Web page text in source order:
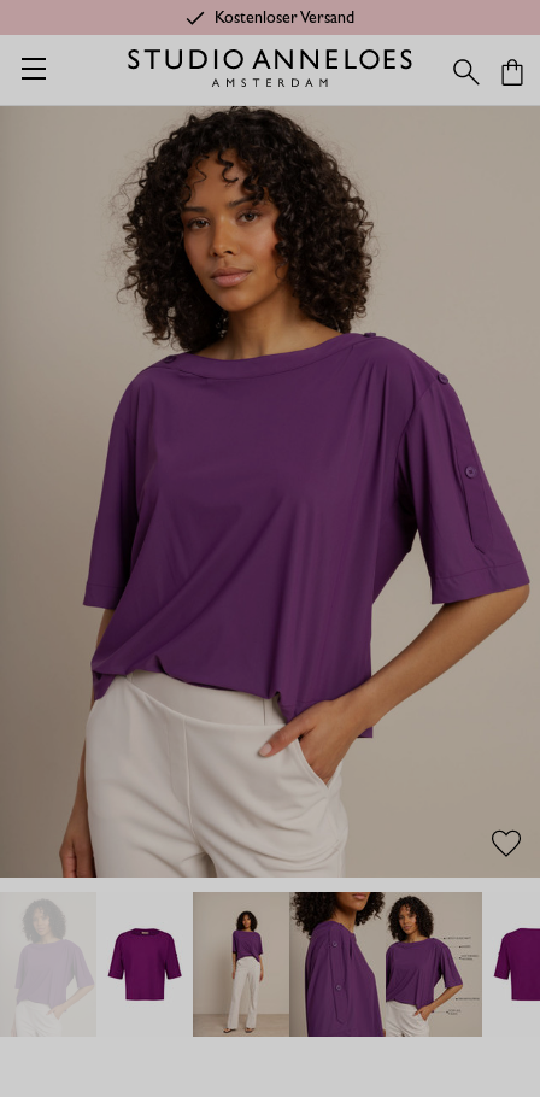
Kostenloser Versand
Startseite Shop Anlässe Reisekleidung Zoya top - plum